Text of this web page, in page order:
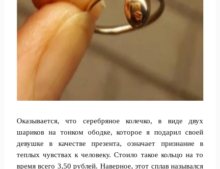
Оказывается, что серебряное колечко, в виде двух
шариков на тонком ободке, которое я подарил своей
девушке в качестве презента, означает признание в
теплых чувствах к человеку. Стоило такое кольцо на то
время всего 3,50 рублей. Наверное, этот сплав назывался